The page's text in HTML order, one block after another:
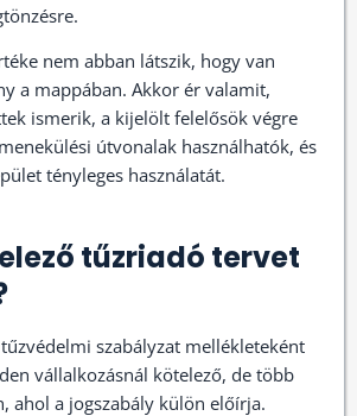
nem abban látszik, hogy van
a mappában. Akkor ér valamit,
ismerik, a kijelölt felelősök végre
útvonalak használhatók, és
tényleges használatát.
tűzriadó tervet
szabályzat mellékleteként
vállalkozásnál kötelező, de több
ahol a jogszabály külön előírja.